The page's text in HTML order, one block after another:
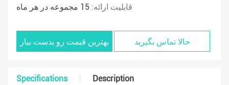
قابلیت ارائه: 15 مجموعه در هر ماه
بهترین قیمت رو بدست بیار حالا تماس بگیرید
Specifications Description